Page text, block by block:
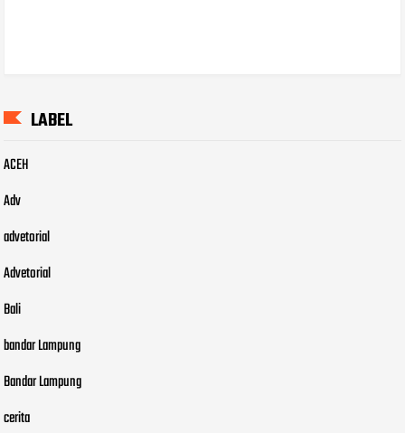
LABEL
ACEH
Adv
advetorial
Advetorial
Bali
bandar Lampung
Bandar Lampung
cerita